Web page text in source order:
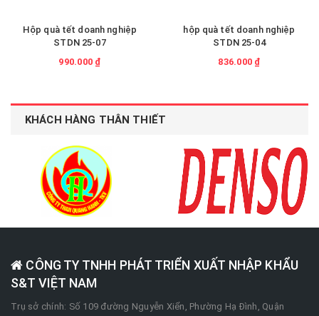
Hộp quà tết doanh nghiệp
STDN 25-07
990.000 ₫
hộp quà tết doanh nghiệp
STDN 25-04
836.000 ₫
KHÁCH HÀNG THÂN THIẾT
CÔNG TY TNHH PHÁT TRIỂN XUẤT NHẬP KHẨU
S&T VIỆT NAM
Trụ sở chính: Số 109 đường Nguyễn Xiển, Phường Hạ Đình, Quận